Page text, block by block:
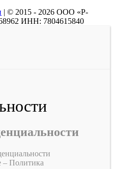
| © 2015 - 2026 ООО «Р-
ИНН: 7804615840
– Политика